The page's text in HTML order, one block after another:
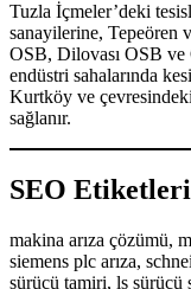
Tuzla İçmeler’deki
sanayilerine, Tepeören
OSB, Dilovası OSB ve
endüstri sahalarında
Kurtköy ve
sağlanır.
SEO
makina arıza çözümü,
siemens plc arıza,
sürücü tamiri, ls sürücü